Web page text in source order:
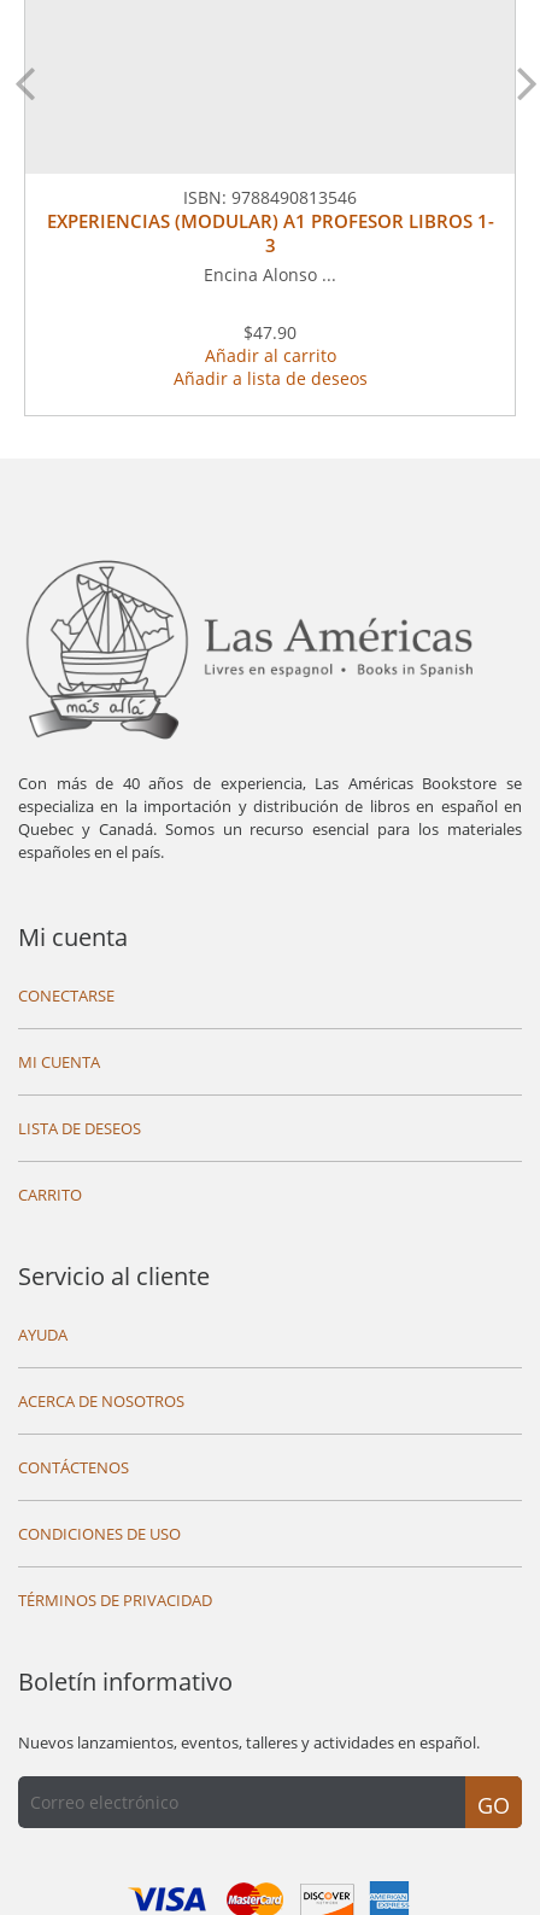
ISBN: 9788490813546
EXPERIENCIAS (MODULAR) A1 PROFESOR LIBROS 1-
3
Encina Alonso ...
$47.90
Añadir al carrito
Añadir a lista de deseos
Con más de 40 años de experiencia, Las Américas Bookstore se
especializa en la importación y distribución de libros en español en
Quebec y Canadá. Somos un recurso esencial para los materiales
españoles en el país.
Mi cuenta
CONECTARSE
MI CUENTA
LISTA DE DESEOS
CARRITO
Servicio al cliente
AYUDA
ACERCA DE NOSOTROS
CONTÁCTENOS
CONDICIONES DE USO
TÉRMINOS DE PRIVACIDAD
Boletín informativo
Nuevos lanzamientos, eventos, talleres y actividades en español.
GO